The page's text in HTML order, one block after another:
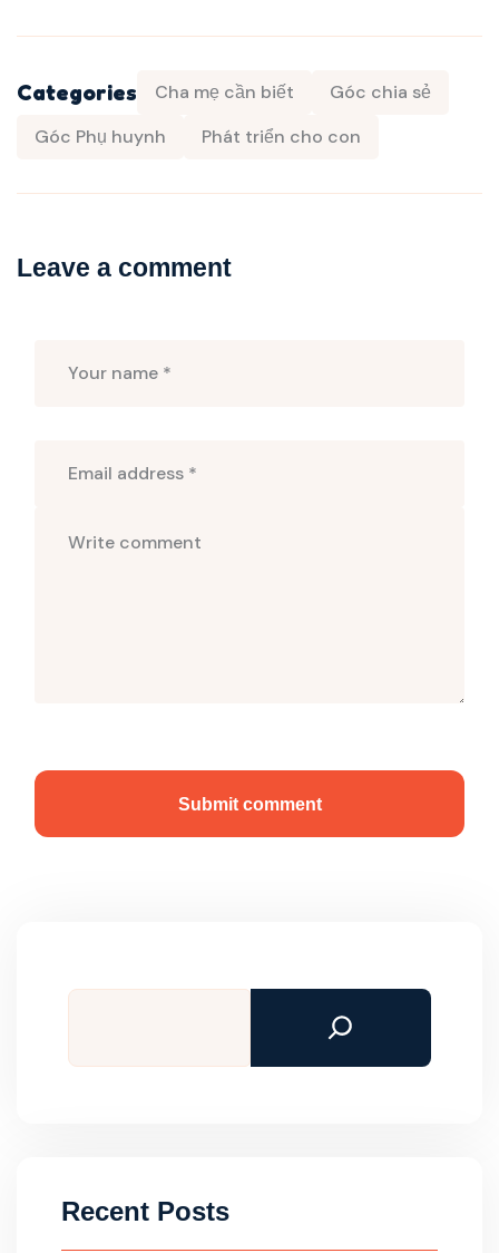
Categories Cha mẹ cần biết
Góc chia sẻ
Góc Phụ huynh
Phát triển cho con
Leave a comment
Submit comment
Tìm
Recent Posts